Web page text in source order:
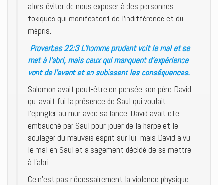
alors éviter de nous exposer à des personnes
toxiques qui manifestent de l’indifférence et du
mépris.
Proverbes 22:3 L’homme prudent voit le mal et se
met à l’abri, mais ceux qui manquent d’expérience
vont de l’avant et en subissent les conséquences.
Salomon avait peut-être en pensée son père David
qui avait fui la présence de Saul qui voulait
l’épingler au mur avec sa lance. David avait été
embauché par Saul pour jouer de la harpe et le
soulager du mauvais esprit sur lui, mais David a vu
le mal en Saul et a sagement décidé de se mettre
à l’abri.
Ce n’est pas nécessairement la violence physique